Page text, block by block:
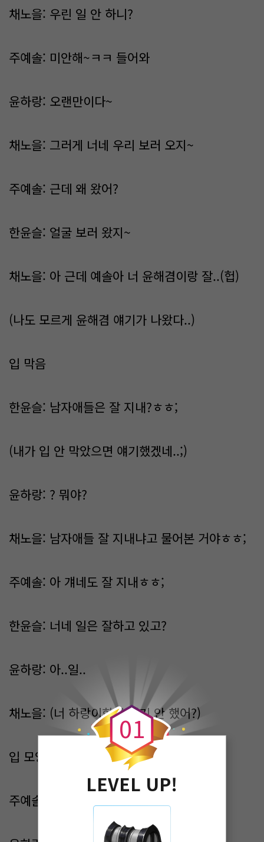
채노을: 우린 일 안 하니?
주예솔: 미안해~ㅋㅋ 들어와
윤하랑: 오랜만이다~
채노을: 그러게 너네 우리 보러 오지~
주예솔: 근데 왜 왔어?
한윤슬: 얼굴 보러 왔지~
채노을: 아 근데 예솔아 너 윤해겸이랑 잘..(헙)
(나도 모르게 윤해겸 얘기가 나왔다..)
입 막음
한윤슬: 남자애들은 잘 지내?ㅎㅎ;
(내가 입 안 막았으면 얘기했겠네..;)
윤하랑: ? 뭐야?
채노을: 남자애들 잘 지내냐고 물어본 거야ㅎㅎ;
주예솔: 아 걔네도 잘 지내ㅎㅎ;
한윤슬: 너네 일은 잘하고 있고?
윤하랑: 아..일..
채노을: (너 하랑이한테 얘기 안 했어?)
입 모양으로 얘기하는 중
주예솔: (? 뭐라는 거야?)
0
0
1
LEVEL UP!